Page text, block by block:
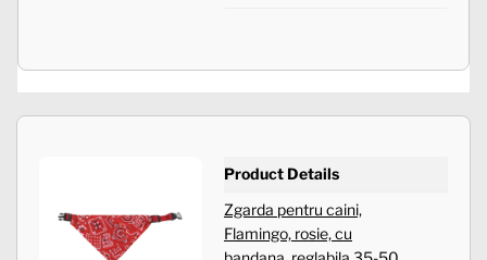
Product Details
Zgarda pentru caini,
Flamingo, rosie, cu